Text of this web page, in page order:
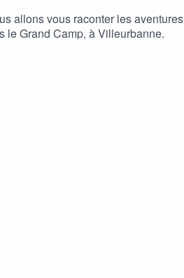
allons vous raconter les aventures
le Grand Camp, à Villeurbanne.